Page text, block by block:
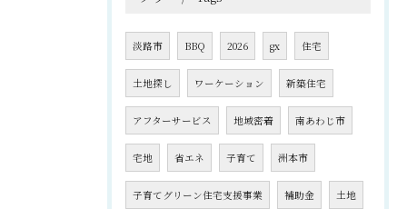
淡路市 BBQ 2026 gx 住宅
土地探し ワーケーション 新築住宅
アフターサービス 地域密着 南あわじ市
宅地 省エネ 子育て 洲本市
子育てグリーン住宅支援事業 補助金 土地